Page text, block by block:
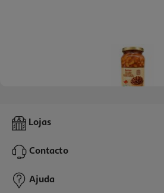
Feijão Manteiga Auchan Frasco 540(400)g
0,85 €
Lojas
Contacto
Ajuda